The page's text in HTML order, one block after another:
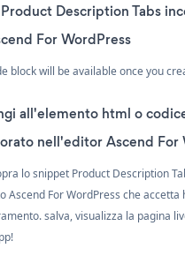
Description Tabs
For WordPress
block will be available once you
all'elemento html o
nell'editor Ascend For
lo snippet Product Description
Ascend For WordPress che accetta
salva, visualizza la pagina